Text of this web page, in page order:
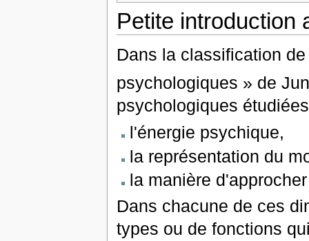
Petite introduction
Dans la classification
psychologiques » de
psychologiques
l'énergie psychique,
la représentation du
la manière
Dans chacune de ces
types ou de fonctions